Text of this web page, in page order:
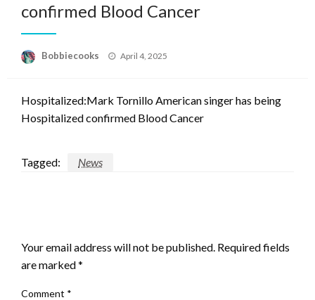
confirmed Blood Cancer
Bobbiecooks
Posted
April 4, 2025
Hospitalized:Mark Tornillo American singer has being
Hospitalized confirmed Blood Cancer
Tagged: News
Your email address will not be published. Required fields
are marked*
Comment *